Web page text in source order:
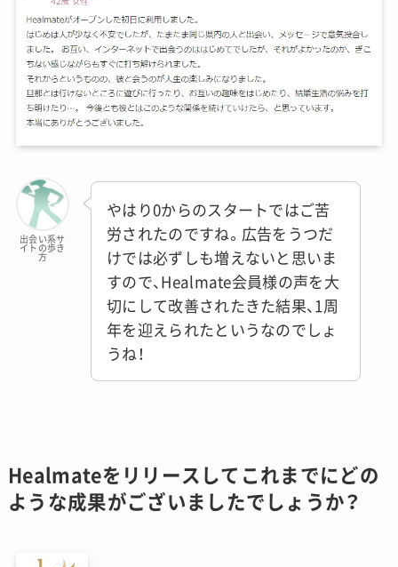
出会い系サ
イトの歩き
方
やはり0からのスタートではご苦
労されたのですね。広告をうつだ
けでは必ずしも増えないと思いま
すので、Healmate会員様の声を大
切にして改善されたきた結果、1周
年を迎えられたというなのでしょ
うね！
Healmateをリリースしてこれまでにどの
ような成果がございましたでしょうか？